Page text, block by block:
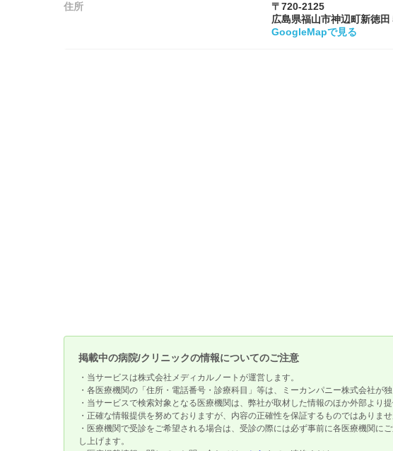
住所
〒720-2125
広島県福山市神辺町新徳田
GoogleMapで見る
掲載中の病院/クリニックの情報についてのご注意
・当サービスは株式会社メディカルノートが運営します。
・各医療機関の「住所・電話番号・診療科目」等は、ミーカンパニー株式会社が独
・当サービスで検索対象となる医療機関は、弊社が取材した情報のほか外部より
・正確な情報提供を努めておりますが、内容の正確性を保証するものではありませ
・医療機関で受診をご希望される場合は、受診の際には必ず事前に各医療機関に
し上げます。